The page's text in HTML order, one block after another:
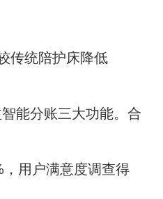
传统陪护床降低
能分账三大功能。合
用户满意度调查得